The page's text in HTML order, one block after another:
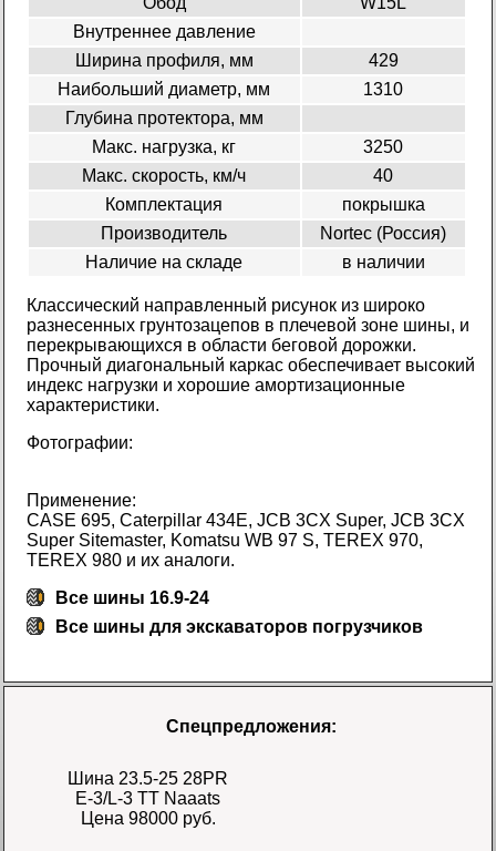
Внутреннее давление
Ширина профиля, мм
429
Наибольший диаметр, мм
1310
Глубина протектора, мм
Макс. нагрузка, кг
3250
Макс. скорость, км/ч
40
Комплектация
покрышка
Производитель
Nortec (Россия)
Наличие на складе
в наличии
Классический направленный рисунок из широко
разнесенных грунтозацепов в плечевой зоне шины, и
перекрывающихся в области беговой дорожки.
Прочный диагональный каркас обеспечивает высокий
индекс нагрузки и хорошие амортизационные
характеристики.
Фотографии:
Применение:
CASE 695, Caterpillar 434E, JCB 3CX Super, JCB 3CX
Super Sitemaster, Komatsu WB 97 S, TEREX 970,
TEREX 980 и их аналоги.
Все шины 16.9-24
Все шины для экскаваторов погрузчиков
Спецпредложения:
Шина 23.5-25 28PR
E-3/L-3 TT Naaats
Цена 98000 руб.